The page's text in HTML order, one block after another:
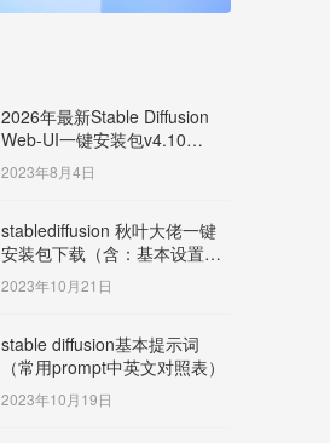
2026年最新Stable Diffusion
Web-UI一键安装包v4.10
Windows版【支持50系显卡】
2023年8月4日
stablediffusion 秋叶大佬一键
安装包下载（含：基本设置说
明）
2023年10月21日
stable diffusion基本提示词
（常用prompt中英文对照表）
2023年10月19日